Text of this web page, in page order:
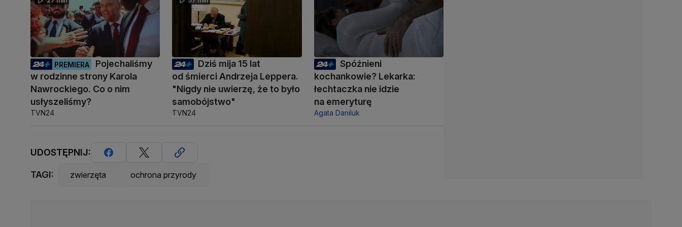
PREMIERA
Pojechaliśmy
w rodzinne strony Karola
Nawrockiego. Co o nim
usłyszeliśmy?
TVN24
Dziś mija 15 lat
od śmierci Andrzeja Leppera.
"Nigdy nie uwierzę, że to było
samobójstwo"
TVN24
Spóźnieni
kochankowie? Lekarka:
łechtaczka nie idzie
na emeryturę
Agata Daniluk
UDOSTĘPNIJ:
TAGI: zwierzęta ochrona przyrody